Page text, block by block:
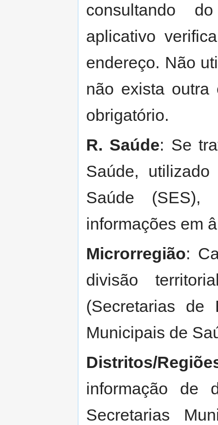
consultando
aplicativo
endereço. Não
não exista outra
obrigatório.
R. Saúde: Se
Saúde,
Saúde
informações em
Microrregião:
divisão
(Secretarias de
Municipais de
Distritos/
informação de
Secretarias